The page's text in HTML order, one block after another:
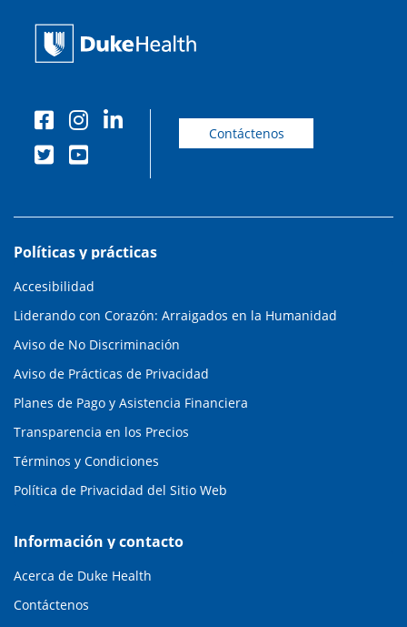
Contáctenos
Políticas y prácticas
Accesibilidad
Liderando con Corazón: Arraigados en la Humanidad
Aviso de No Discriminación
Aviso de Prácticas de Privacidad
Planes de Pago y Asistencia Financiera
Transparencia en los Precios
Términos y Condiciones
Política de Privacidad del Sitio Web
Información y contacto
Acerca de Duke Health
Contáctenos